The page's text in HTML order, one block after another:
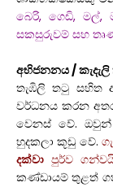
බෙරි, ගෙඩි, මල්,
සකසුරුවම් සහ
අභිජනනය / කැදැලි
තැඹිලි තටු සහිත
වර්ධනය කරන
වෙනස් වේ.
හුදකලා කූඩු වේ.
දක්වා පුර්ව
කණ්ඩායම් තුළත්